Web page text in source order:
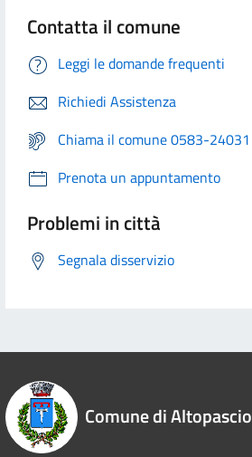
Contatta il comune
Leggi le domande frequenti
Richiedi Assistenza
Chiama il comune 0583-24031
Prenota un appuntamento
Problemi in città
Segnala disservizio
Comune di Altopascio